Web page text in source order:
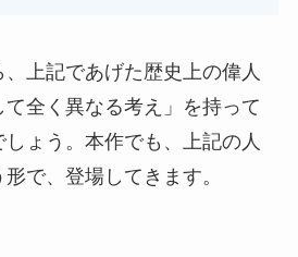
上記であげた歴史上の偉人
全く異なる考え」を持って
ょう。本作でも、上記の人
で、登場してきます。